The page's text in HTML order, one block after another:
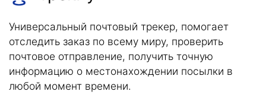
Универсальный почтовый трекер, помогает
отследить заказ по всему миру, проверить
почтовое отправление, получить точную
информацию о местонахождении посылки в
любой момент времени.